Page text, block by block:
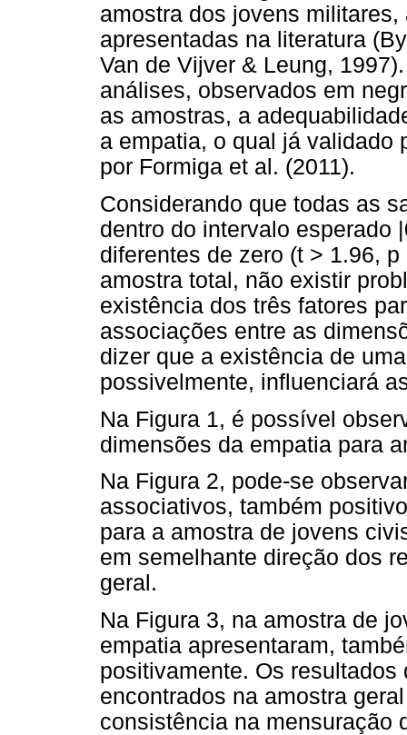
amostra dos jovens
apresentadas na literatura
Van de Vijver & Leung,
análises, observados em
as amostras, a
a empatia, o qual já validado
por Formiga et al. (2011).
Considerando que todas as
dentro do intervalo esperado
diferentes de zero (t > 1.96,
amostra total, não existir
existência dos três fatores
associações entre as
dizer que a existência de
possivelmente, influenciará
Na Figura 1, é possível
dimensões da empatia para
Na Figura 2, pode-se
associativos, também
para a amostra de jovens
em semelhante direção dos
geral.
Na Figura 3, na amostra de
empatia apresentaram,
positivamente. Os
encontrados na amostra
consistência na mensuração